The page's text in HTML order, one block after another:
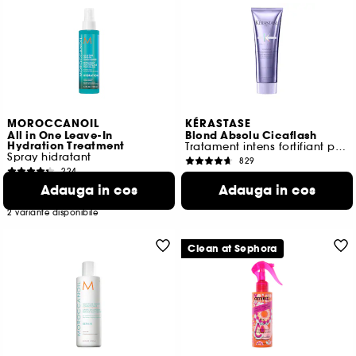
MOROCCANOIL
All in One Leave-In
Hydration Treatment
Spray hidratant
224
78,00 Lei
100ml
2 variante disponibile
Adauga in cos
KÉRASTASE
Blond Absolu Cicaflash
Tratament intens fortifiant pentru par blond
829
231,00 Lei
92,40 Lei /100ml
Adauga in cos
Clean at Sephora